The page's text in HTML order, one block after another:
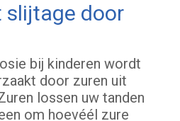
door
bij kinderen wordt
door zuren uit
lossen uw tanden
om hoevéél zure